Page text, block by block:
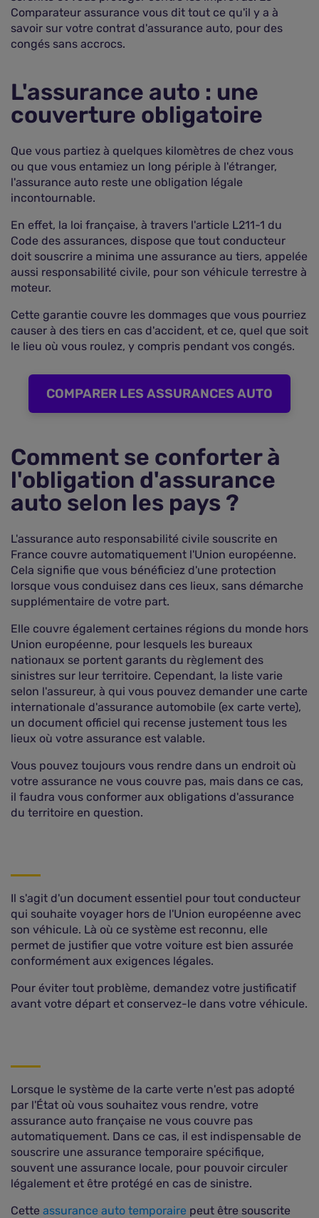
Comparateur assurance vous dit tout ce qu'il y a à
savoir sur votre contrat d'assurance auto, pour des
congés sans accrocs.
L'assurance auto : une
couverture obligatoire
Que vous partiez à quelques kilomètres de chez vous
ou que vous entamiez un long périple à l'étranger,
l'assurance auto reste une obligation légale
incontournable.
En effet, la loi française, à travers l'article L211-1 du
Code des assurances, dispose que tout conducteur
doit souscrire a minima une assurance au tiers, appelée
aussi responsabilité civile, pour son véhicule terrestre à
moteur.
Cette garantie couvre les dommages que vous pourriez
causer à des tiers en cas d'accident, et ce, quel que soit
le lieu où vous roulez, y compris pendant vos congés.
COMPARER LES ASSURANCES AUTO
Comment se conforter à
l'obligation d'assurance
auto selon les pays ?
L'assurance auto responsabilité civile souscrite en
France couvre automatiquement l'Union européenne.
Cela signifie que vous bénéficiez d'une protection
lorsque vous conduisez dans ces lieux, sans démarche
supplémentaire de votre part.
Elle couvre également certaines régions du monde hors
Union européenne, pour lesquels les bureaux
nationaux se portent garants du règlement des
sinistres sur leur territoire. Cependant, la liste varie
selon l'assureur, à qui vous pouvez demander une carte
internationale d'assurance automobile (ex carte verte),
un document officiel qui recense justement tous les
lieux où votre assurance est valable.
Vous pouvez toujours vous rendre dans un endroit où
votre assurance ne vous couvre pas, mais dans ce cas,
il faudra vous conformer aux obligations d'assurance
du territoire en question.
Il s'agit d'un document essentiel pour tout conducteur
qui souhaite voyager hors de l'Union européenne avec
son véhicule. Là où ce système est reconnu, elle
permet de justifier que votre voiture est bien assurée
conformément aux exigences légales.
Pour éviter tout problème, demandez votre justificatif
avant votre départ et conservez-le dans votre véhicule.
Lorsque le système de la carte verte n'est pas adopté
par l'État où vous souhaitez vous rendre, votre
assurance auto française ne vous couvre pas
automatiquement. Dans ce cas, il est indispensable de
souscrire une assurance temporaire spécifique,
souvent une assurance locale, pour pouvoir circuler
légalement et être protégé en cas de sinistre.
Cette assurance auto temporaire peut être souscrite